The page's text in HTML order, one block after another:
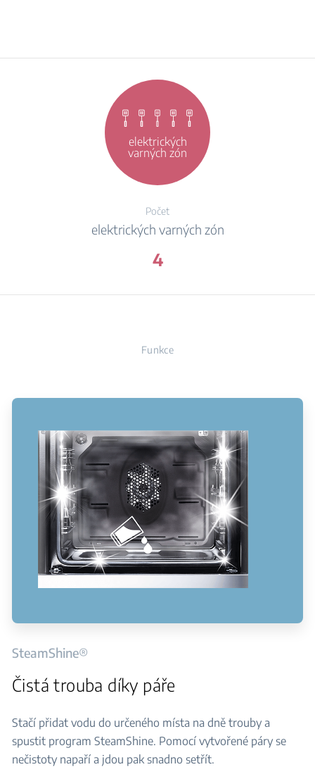
elektrických
varných zón
Počet
elektrických varných zón
4
Funkce
SteamShine®
Čistá trouba díky páře
Stačí přidat vodu do určeného místa na dně trouby a
spustit program SteamShine. Pomocí vytvořené páry se
nečistoty napaří a jdou pak snadno setřít.